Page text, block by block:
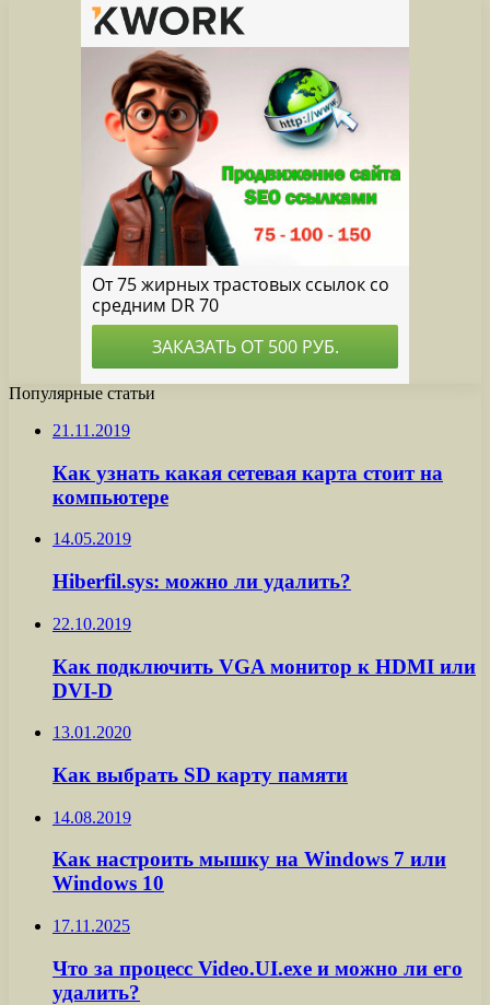
Популярные статьи
21.11.2019
Как узнать какая сетевая карта стоит на
компьютере
14.05.2019
Hiberfil.sys: можно ли удалить?
22.10.2019
Как подключить VGA монитор к HDMI или
DVI-D
13.01.2020
Как выбрать SD карту памяти
14.08.2019
Как настроить мышку на Windows 7 или
Windows 10
17.11.2025
Что за процесс Video.UI.exe и можно ли его
удалить?